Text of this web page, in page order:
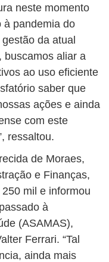
neste momento
à pandemia do
da atual
buscamos aliar a
ao uso eficiente
saber que
ações e ainda
com este
ressaltou.
de Moraes,
e Finanças,
mil e informou
à
(ASAMAS),
Ferrari. “Tal
ainda mais